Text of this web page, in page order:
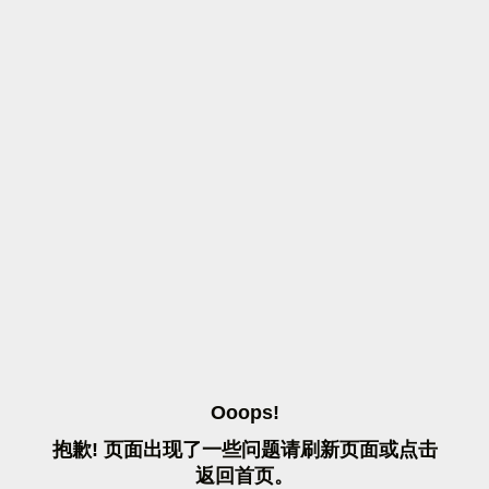
OOOPS!
抱歉! 页面出现了一些问题请刷 新页面或点击
返 回首页。